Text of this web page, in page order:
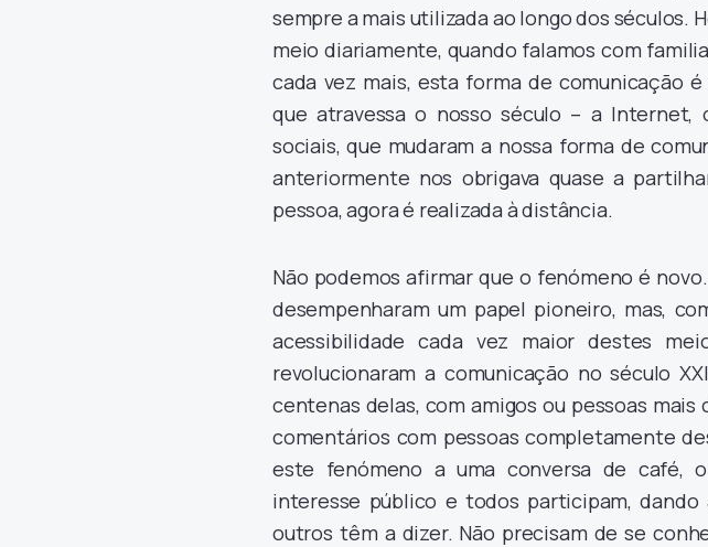
sempre a mais utilizada ao longo dos séculos.
meio diariamente, quando falamos com
cada vez mais, esta forma de comunicação
que atravessa o nosso século – a Internet,
sociais, que mudaram a nossa forma de
anteriormente nos obrigava quase a
pessoa, agora é realizada à distância.
Não podemos afirmar que o fenómeno é
desempenharam um papel pioneiro, mas,
acessibilidade cada vez maior destes
revolucionaram a comunicação no século
centenas delas, com amigos ou pessoas
comentários com pessoas completamente
este fenómeno a uma conversa de café,
interesse público e todos participam,
outros têm a dizer. Não precisam de se